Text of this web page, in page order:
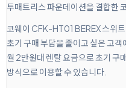
투매트리스 파운데이션을 결합한
코웨이 CFK-HT01 BEREX 스위
초기 구매 부담을 줄이고 싶은 고
월 2만원대 렌탈 요금으로 초기 구
방식으로 이용할 수 있습니다.